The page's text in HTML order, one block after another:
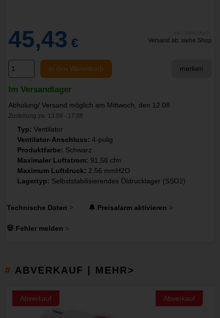
45,43 € Versand ab: siehe Shop
in den Warenkorb merken
Im Versandlager
Abholung/ Versand möglich am Mittwoch, den 12.08
Zustellung zw. 13.08 - 17.08
Typ: Ventilator
Ventilator-Anschluss: 4-polig
Produktfarbe: Schwarz
Maximaler Luftstrom: 91,58 cfm
Maximum Luftdruck: 2,56 mmH2O
Lagertyp: Selbststabilisierendes Öldrucklager (SSO2)
Technische Daten 🔔 Preisalarm aktivieren
💀 Fehler melden
ABVERKAUF | MEHR>
Abverkauf Abverkauf